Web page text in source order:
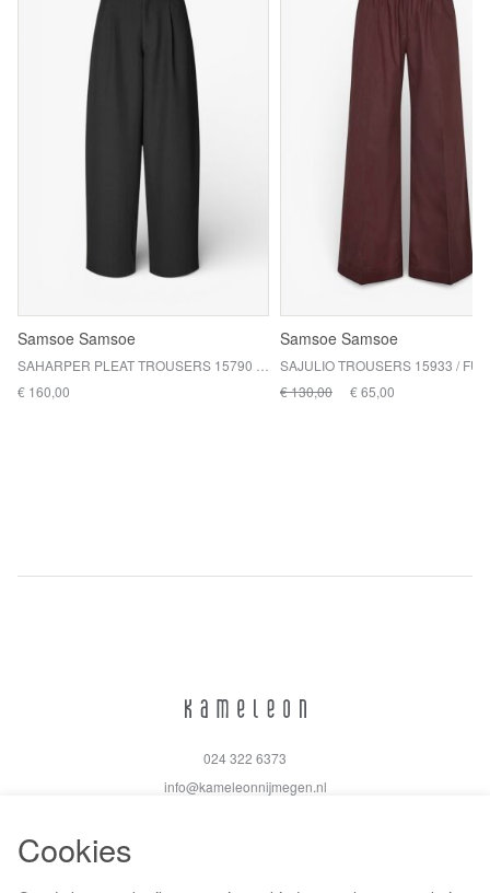
Samsoe Samsoe
€ 160,00
Samsoe Samsoe
SAJULIO TROUSERS 15933 /
€ 130,00
€ 65,00
024 322 6373
info@kameleonnijmegen.nl
Cookies